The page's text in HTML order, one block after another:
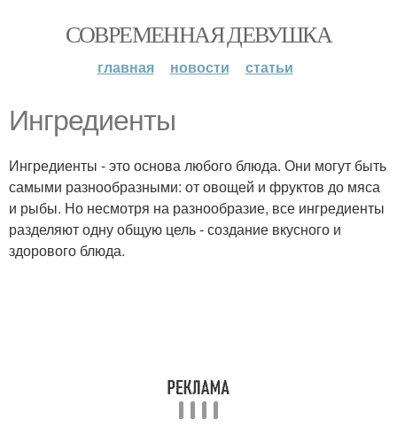
СОВРЕМЕННАЯ ДЕВУШКА
главная новости статьи
Ингредиенты
Ингредиенты - это основа любого блюда. Они могут быть
самыми разнообразными: от овощей и фруктов до мяса
и рыбы. Но несмотря на разнообразие, все ингредиенты
разделяют одну общую цель - создание вкусного и
здорового блюда.